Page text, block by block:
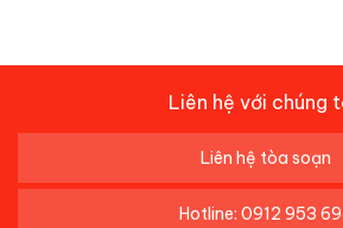
Liên hệ với chúng
Liên hệ tòa soạn
Hotline: 0912 953